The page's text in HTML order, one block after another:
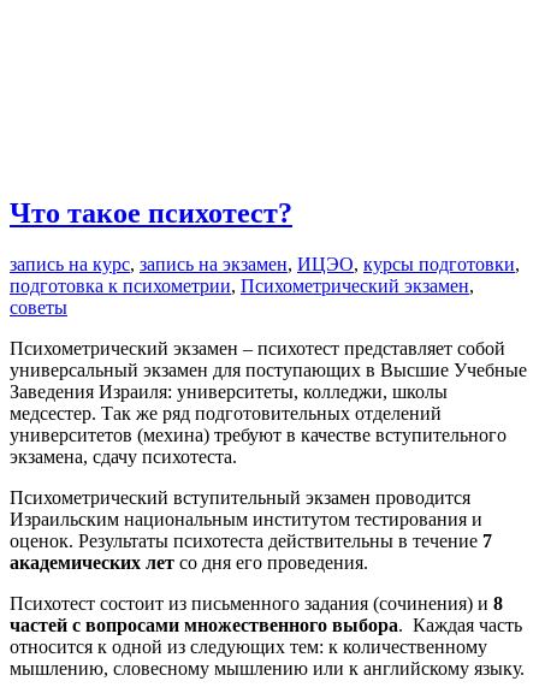
Что такое психотест?
запись на курс, запись на экзамен, ИЦЭО, курсы подготовки,
подготовка к психометрии, Психометрический экзамен,
советы
Психометрический экзамен – психотест представляет собой
универсальный экзамен для поступающих в Высшие Учебные
Заведения Израиля: университеты, колледжи, школы
медсестер. Так же ряд подготовительных отделений
университетов (мехина) требуют в качестве вступительного
экзамена, сдачу психотеста.
Психометрический вступительный экзамен проводится
Израильским национальным институтом тестирования и
оценок. Результаты психотеста действительны в течение 7
академических лет со дня его проведения.
Психотест состоит из письменного задания (сочинения) и 8
частей с вопросами множественного выбора. Каждая часть
относится к одной из следующих тем: к количественному
мышлению, словесному мышлению или к английскому языку.